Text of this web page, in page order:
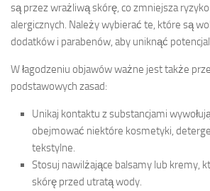
są przez wrażliwą skórę, co zmniejsza
alergicznych. Należy wybierać te, które są
dodatków i parabenów, aby uniknąć
W łagodzeniu objawów ważne jest także
podstawowych zasad:
Unikaj kontaktu z substancjami
obejmować niektóre kosmetyki,
tekstylne.
Stosuj nawilżające balsamy lub kremy,
skórę przed utratą wody.